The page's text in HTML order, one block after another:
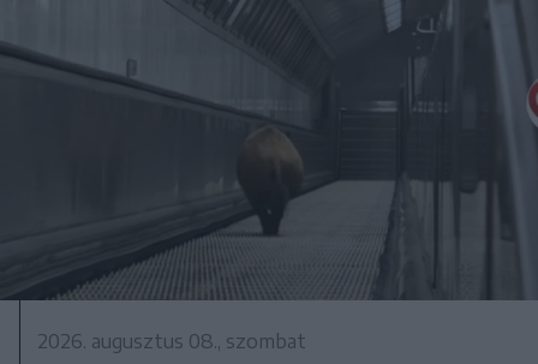
2026. augusztus 08., szombat